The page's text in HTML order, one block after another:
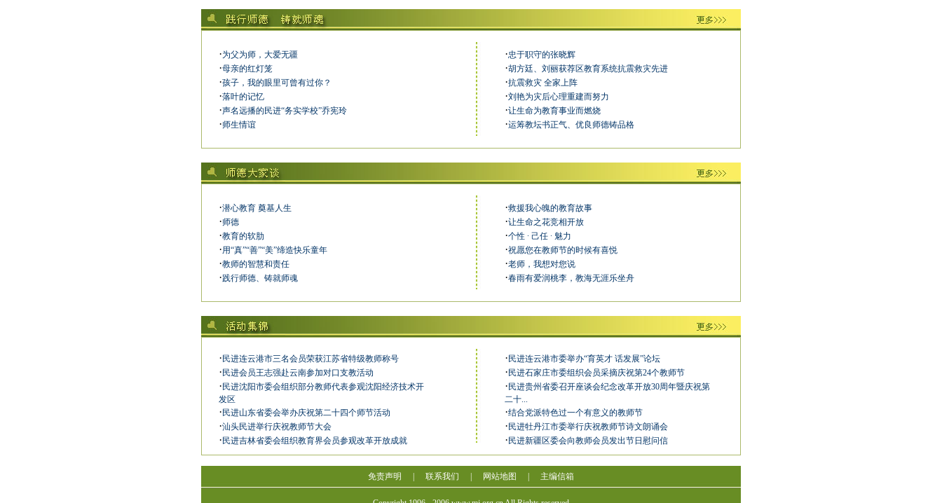
·为父为师，大爱无疆
·母亲的红灯笼
·孩子，我的眼里可曾有过你？
·落叶的记忆
·声名远播的民进“务实学校”乔宪玲
·师生情谊
·忠于职守的张晓辉
·胡方廷、刘丽获荐区教育系统抗震救灾先进
·抗震救灾 全家上阵
·刘艳为灾后心理重建而努力
·让生命为教育事业而燃烧
·运筹教坛书正气、优良师德铸品格
·潜心教育 奠基人生
·师德
·教育的软肋
·用“真”“善”“美”缔造快乐童年
·教师的智慧和责任
·践行师德、铸就师魂
·救援我心魄的教育故事
·让生命之花竞相开放
·个性 ∙ 己任 ∙ 魅力
·祝愿您在教师节的时候有喜悦
·老师，我想对您说
·春雨有爱润桃李，教海无涯乐坐舟
· 民进连云港市三名会员荣获江苏省特级教师称号
· 民进会员王志强赴云南参加对口支教活动
· 民进沈阳市委会组织部分教师代表参观沈阳经济技术开
发区
· 民进山东省委会举办庆祝第二十四个师节活动
·汕头民进举行庆祝教师节大会
· 民进吉林省委会组织教育界会员参观改革开放成就
· 民进连云港市委举办“育英才 话发展”论坛
· 民进石家庄市委组织会员采摘庆祝第24个教师节
· 民进贵州省委召开座谈会纪念改革开放30周年暨庆祝第
二十...
·结合党派特色过一个有意义的教师节
· 民进牡丹江市委举行庆祝教师节诗文朗诵会
· 民进新疆区委会向教师会员发出节日慰问信
免责声明 联系我们 网站地图 主编信箱